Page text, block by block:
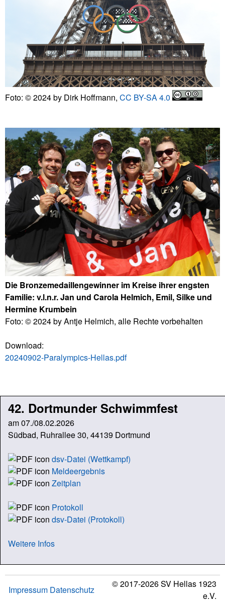
Foto: © 2024 by Dirk Hoffmann, CC BY-SA 4.0
Die Bronzemedaillengewinner im Kreise ihrer engsten
Familie: v.l.n.r. Jan und Carola Helmich, Emil, Silke und
Hermine Krumbein
Foto: © 2024 by Antje Helmich, alle Rechte vorbehalten
Download:
20240902-Paralympics-Hellas.pdf
42. Dortmunder Schwimmfest
am 07./08.02.2026
Südbad, Ruhrallee 30, 44139 Dortmund
dsv-Datei (Wettkampf)
Meldeergebnis
Zeitplan
Protokoll
dsv-Datei (Protokoll)
Weitere Infos
Impressum Datenschutz
© 2017-2026 SV Hellas 1923
e.V.